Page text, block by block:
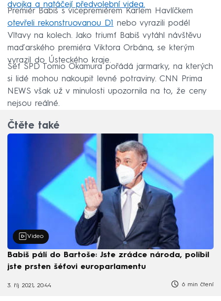
dvojka a natáčejí předvolební videa.
Premiér Babiš s vicepremiérem Karlem Havlíčkem
otevřeli rekonstruovanou D1 nebo vyrazili podél
Vltavy na kolech. Jako triumf Babiš vytáhl návštěvu
maďarského premiéra Viktora Orbána, se kterým
vyrazil do Ústeckého kraje.
Šéf SPD Tomio Okamura pořádá jarmarky, na kterých
si lidé mohou nakoupit levné potraviny. CNN Prima
NEWS však už v minulosti upozornila na to, že ceny
nejsou reálné.
Čtěte také
Video
Babiš pálí do Bartoše: Jste zrádce národa, políbil
jste prsten šéfovi europarlamentu
3. říj 2021, 20:44 6 min čtení